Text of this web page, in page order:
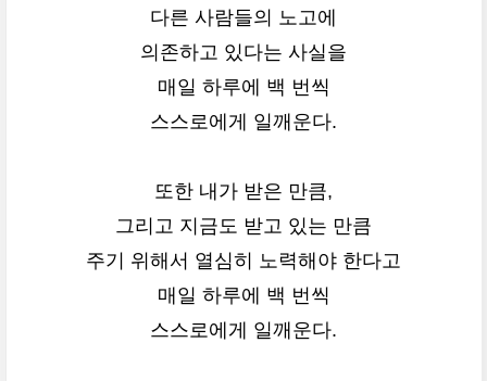
다른 사람들의 노고에
의존하고 있다는 사실을
매일 하루에 백 번씩
스스로에게 일깨운다.
또한 내가 받은 만큼,
그리고 지금도 받고 있는 만큼
주기 위해서 열심히 노력해야 한다고
매일 하루에 백 번씩
스스로에게 일깨운다.